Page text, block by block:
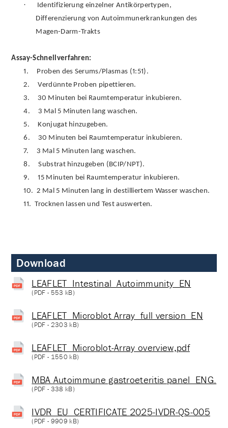
·
Identifizierung einzelner Antikörpertypen,
Differenzierung von Autoimmunerkrankungen des
Magen-Darm-Trakts
Assay-Schnellverfahren:
1.
Proben des Serums/Plasmas (1:51).
2.
Verdünnte Proben pipettieren.
3.
30 Minuten bei Raumtemperatur inkubieren.
4.
3 Mal 5 Minuten lang waschen.
5.
Konjugat hinzugeben.
6.
30 Minuten bei Raumtemperatur inkubieren.
7.
3 Mal 5 Minuten lang waschen.
8.
Substrat hinzugeben (BCIP/NPT).
9.
15 Minuten bei Raumtemperatur inkubieren.
10. 2 Mal 5 Minuten lang in destilliertem Wasser waschen.
11. Trocknen lassen und Test auswerten.
Download
LEAFLET_Intestinal_Autoimmunity_EN
(PDF - 553 kB)
LEAFLET_Microblot Array_full version_EN
(PDF - 2303 kB)
LEAFLET_Microblot-Array overview,pdf
(PDF - 1550 kB)
MBA Autoimmune gastroeteritis panel_ENG.
(PDF - 338 kB)
IVDR_EU_CERTIFICATE 2025-IVDR-QS-005
(PDF - 9909 kB)